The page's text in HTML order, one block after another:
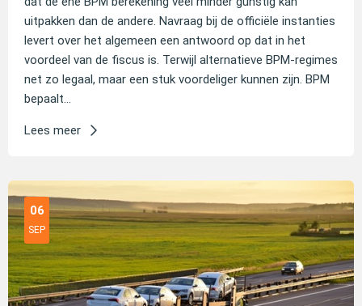
uitpakken dan de andere. Navraag bij de officiële instanties
levert over het algemeen een antwoord op dat in het
voordeel van de fiscus is. Terwijl alternatieve BPM-regimes
net zo legaal, maar een stuk voordeliger kunnen zijn. BPM
bepaalt...
Lees meer
06
SEP